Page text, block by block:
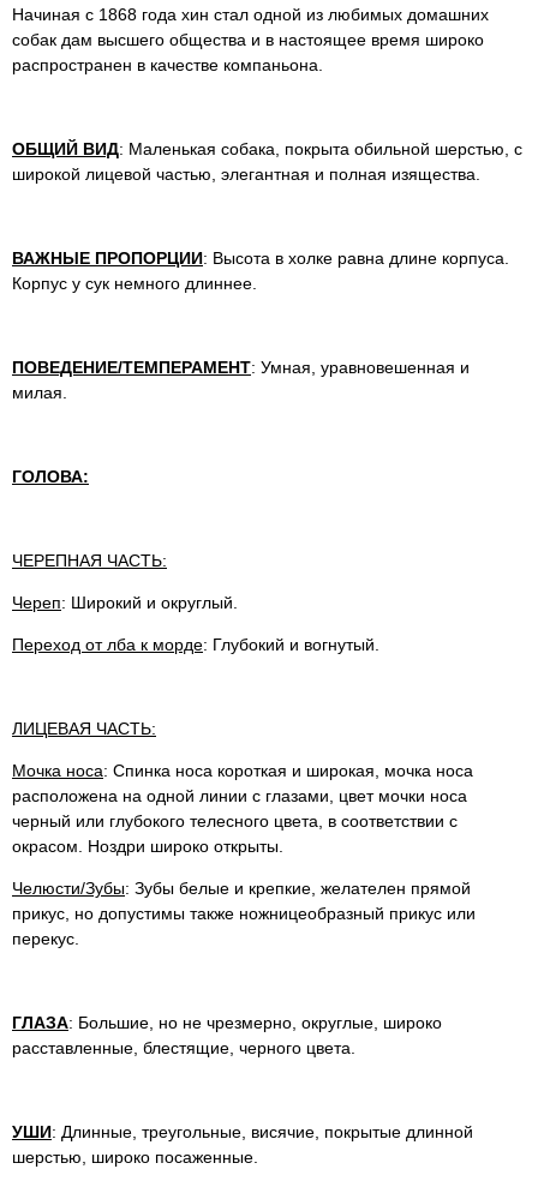
Начиная с 1868 года хин стал одной из любимых домашних
собак дам высшего общества и в настоящее время широко
распространен в качестве компаньона.
ОБЩИЙ ВИД: Маленькая собака, покрыта обильной шерстью, с
широкой лицевой частью, элегантная и полная изящества.
ВАЖНЫЕ ПРОПОРЦИИ: Высота в холке равна длине корпуса.
Корпус у сук немного длиннее.
ПОВЕДЕНИЕ/ТЕМПЕРАМЕНТ: Умная, уравновешенная и
милая.
ГОЛОВА:
ЧЕРЕПНАЯ ЧАСТЬ:
Череп: Широкий и округлый.
Переход от лба к морде: Глубокий и вогнутый.
ЛИЦЕВАЯ ЧАСТЬ:
Мочка носа: Спинка носа короткая и широкая, мочка носа
расположена на одной линии с глазами, цвет мочки носа
черный или глубокого телесного цвета, в соответствии с
окрасом. Ноздри широко открыты.
Челюсти/Зубы: Зубы белые и крепкие, желателен прямой
прикус, но допустимы также ножницеобразный прикус или
перекус.
ГЛАЗА: Большие, но не чрезмерно, округлые, широко
расставленные, блестящие, черного цвета.
УШИ: Длинные, треугольные, висячие, покрытые длинной
шерстью, широко посаженные.